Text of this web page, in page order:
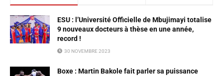
ESU : l’Université Officielle de Mbujimayi totalise
9 nouveaux docteurs à thèse en une année,
record !
30 NOVEMBRE 2023
Boxe : Martin Bakole fait parler sa puissance